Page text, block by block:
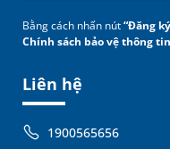
Liên hệ
1900565656
Bằng cách nhấn nút“Đăng
Chính sách bảo vệ thông tin